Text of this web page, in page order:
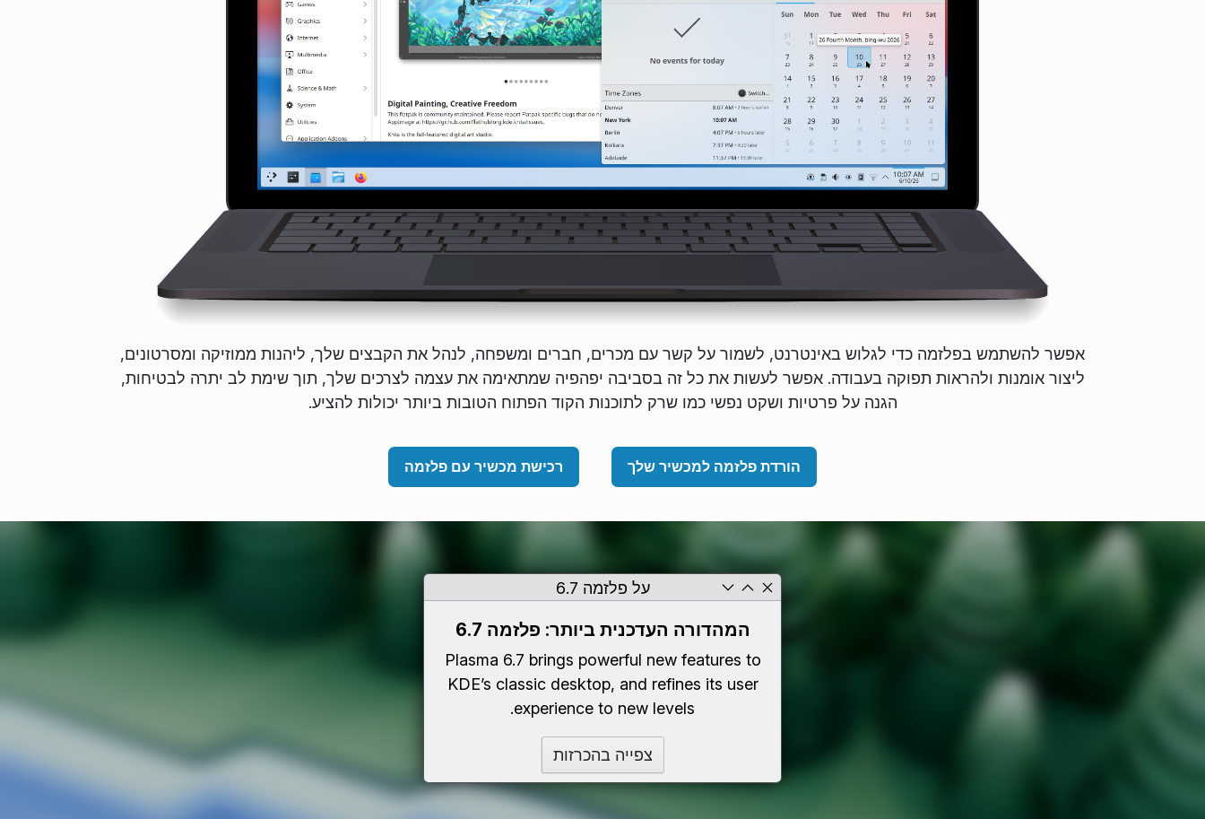
אפשר להשתמש בפלזמה כדי לגלוש באינטרנט, לשמור על קשר עם מכרים, חברים ומשפחה, לנהל את הקבצים שלך, ליהנות ממוזיקה ומסרטונים,
ליצור אומנות ולהראות תפוקה בעבודה. אפשר לעשות את כל זה בסביבה יפהפיה שמתאימה את עצמה לצרכים שלך, תוך שימת לב יתרה לבטיחות,
הגנה על פרטיות ושקט נפשי כמו שרק לתוכנות הקוד הפתוח הטובות ביותר יכולות להציע.
הורדת פלזמה למכשיר שלך רכישת מכשיר עם פלזמה
על פלזמה 6.7
המהדורה העדכנית ביותר: פלזמה 6.7
Plasma 6.7 brings powerful new features to
KDE’s classic desktop, and refines its user
experience to new levels.
צפייה בהכרזות